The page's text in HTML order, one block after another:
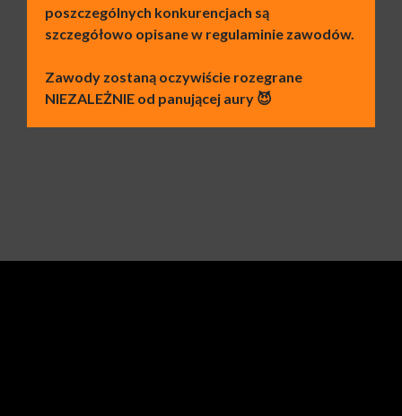
poszczególnych konkurencjach są
szczegółowo opisane w regulaminie zawodów.
Zawody zostaną oczywiście rozegrane
NIEZALEŻNIE od panującej aury 😈